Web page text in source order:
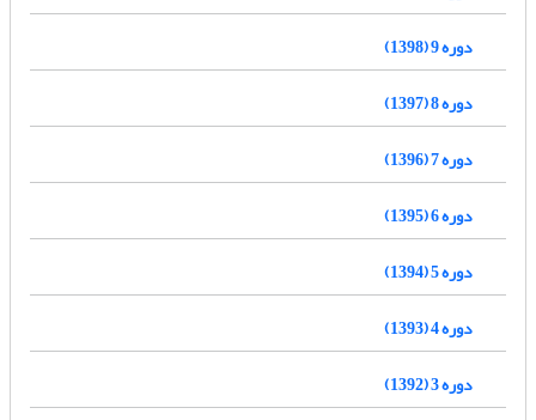
دوره 9 (1398)
دوره 8 (1397)
دوره 7 (1396)
دوره 6 (1395)
دوره 5 (1394)
دوره 4 (1393)
دوره 3 (1392)